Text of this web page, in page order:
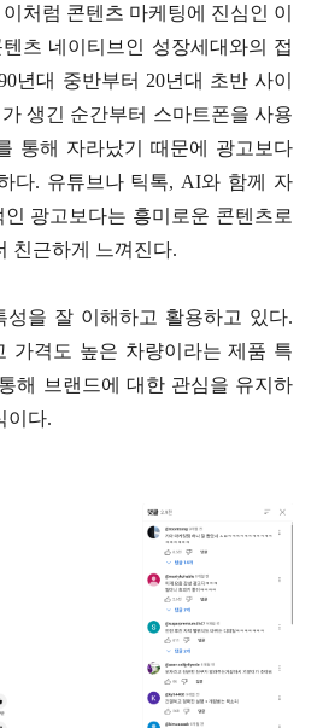
처럼 콘텐츠 마케팅에 진심인 이
츠 네이티브인 성장세대와의 접
년대 중반부터 20년대 초반 사이
생긴 순간부터 스마트폰을 사용
통해 자라났기 때문에 광고보다
다. 유튜브나 틱톡, AI와 함께 자
광고보다는 흥미로운 콘텐츠로
친근하게 느껴진다.
성을 잘 이해하고 활용하고 있다.
가격도 높은 차량이라는 제품 특
해 브랜드에 대한 관심을 유지하
이다.